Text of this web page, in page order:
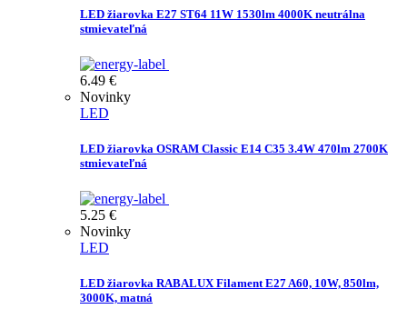
LED žiarovka E27 ST64 11W 1530lm 4000K neutrálna
stmievateľná
6.49 €
Novinky
LED
LED žiarovka OSRAM Classic E14 C35 3.4W 470lm 2700K
stmievateľná
5.25 €
Novinky
LED
LED žiarovka RABALUX Filament E27 A60, 10W, 850lm,
3000K, matná